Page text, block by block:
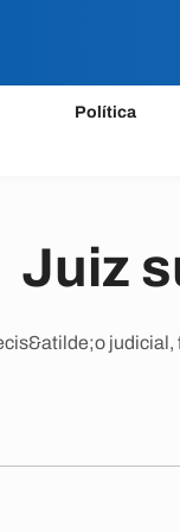
Política
Juiz